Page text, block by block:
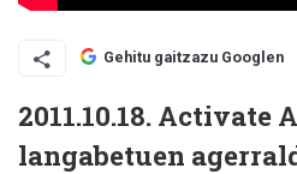
Gehitu gaitzazu Googlen
2011.10.18. Activate
langabetuen